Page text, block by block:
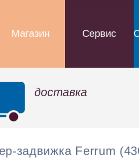
Магазин Сервис
доставка
задвижка Ferrum